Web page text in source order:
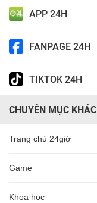
APP 24H
FANPAGE 24H
TIKTOK 24H
CHUYÊN MỤC KHÁC
Trang chủ 24giờ
Game
Khoa học